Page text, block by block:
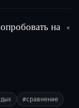
на
▾
#сравнение